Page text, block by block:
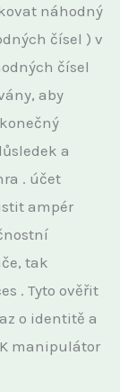
náhodný
čísel ) v
čísel
aby
a
. účet
ampér
tak
. Tyto ověřit
o identitě a
manipulátor